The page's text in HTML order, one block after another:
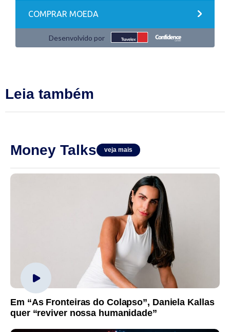
Leia também
Money Talks veja mais
Em “As Fronteiras do Colapso”, Daniela Kallas
quer “reviver nossa humanidade”